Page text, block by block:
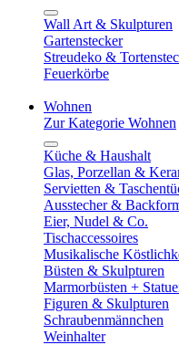
Wall Art & Skulpturen
Gartenstecker
Streudeko &
Feuerkörbe
Wohnen
Zur Kategorie Wohnen
Küche & Haushalt
Glas, Porzellan &
Servietten &
Ausstecher &
Eier, Nudel & Co.
Tischaccessoires
Musikalische
Büsten & Skulpturen
Marmorbüsten +
Figuren & Skulpturen
Schraubenmännchen
Weinhalter